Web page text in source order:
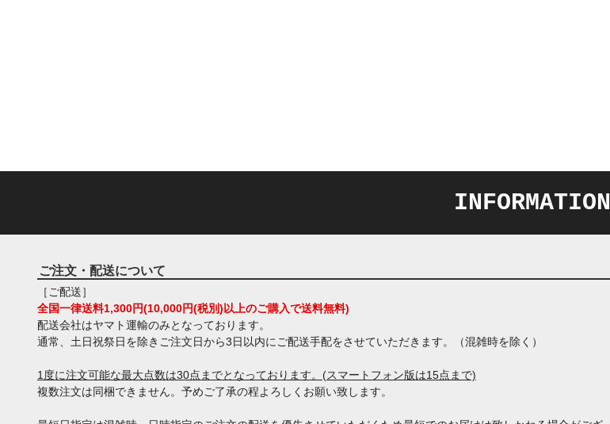
INFORMATION
ご注文・配送について
［ご配送］
全国一律送料1,300円(10,000円(税別)以上のご購入で送料無料)
配送会社はヤマト運輸のみとなっております。
通常、土日祝祭日を除きご注文日から3日以内にご配送手配をさせていただきます。（混雑時を除く）
1度に注文可能な最大点数は30点までとなっております。(スマートフォン版は15点まで)
複数注文は同梱できません。予めご了承の程よろしくお願い致します。